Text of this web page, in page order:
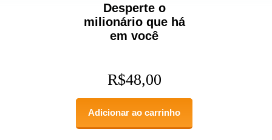
Desperte o
milionário que há
em você
R$48,00
Adicionar ao carrinho